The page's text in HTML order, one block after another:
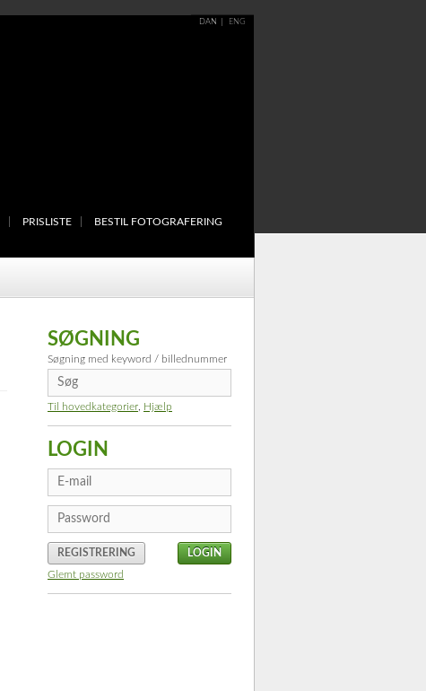
DAN ENG
PRISLISTE BESTIL FOTOGRAFERING
SØGNING
Søgning med keyword / billednummer
Til hovedkategorier Hjælp
LOGIN
REGISTRERING
Glemt password